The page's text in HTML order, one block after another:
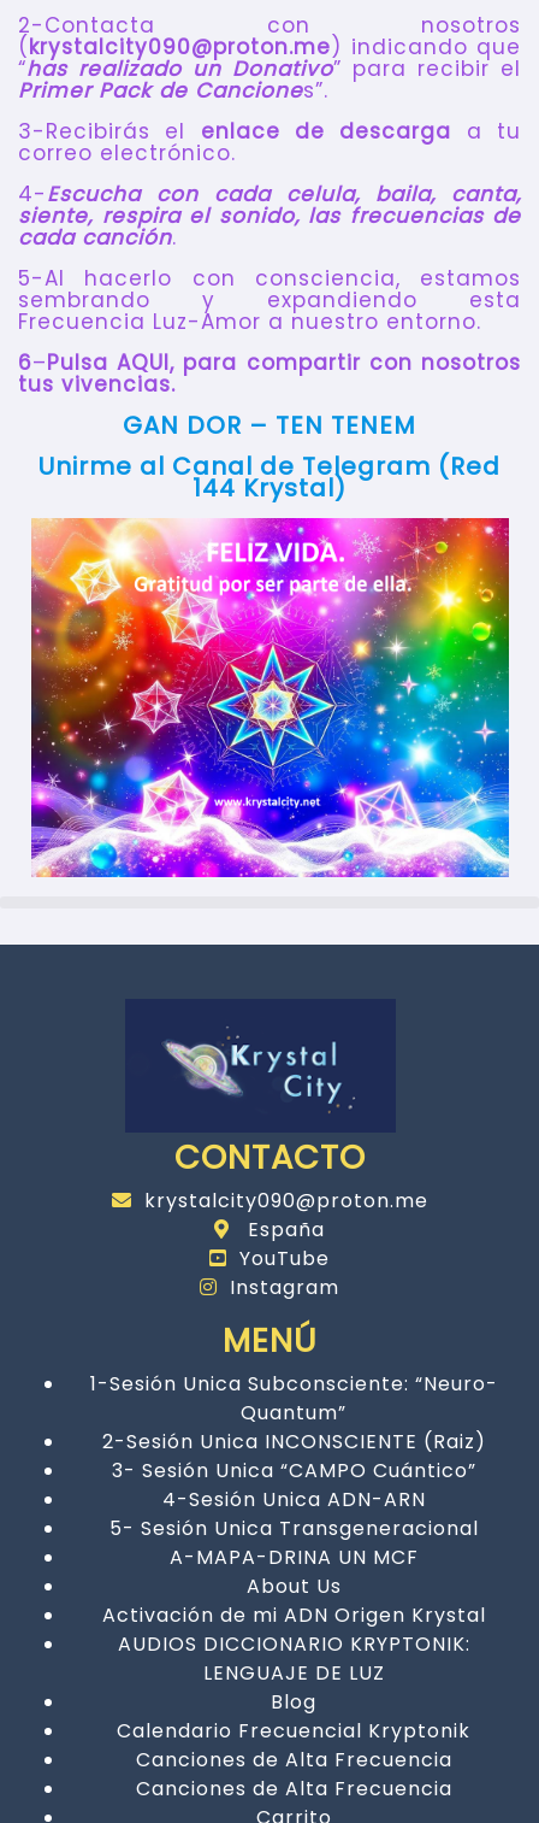
2-Contacta con nosotros
(krystalcity090@proton.me) indicando que
“has realizado un Donativo” para recibir el
Primer Pack de Canciones”.
3-Recibirás el enlace de descarga a tu
correo electrónico.
4-Escucha con cada celula, baila, canta,
siente, respira el sonido, las frecuencias de
cada canción.
5-Al hacerlo con consciencia, estamos
sembrando y expandiendo esta
Frecuencia Luz-Amor a nuestro entorno.
6–Pulsa AQUI, para compartir con nosotros
tus vivencias.
GAN DOR – TEN TENEM
Unirme al Canal de Telegram (Red
144 Krystal)
CONTACTO
krystalcity090@proton.me
España
YouTube
Instagram
MENÚ
1-Sesión Unica Subconsciente: “Neuro-
Quantum”
2-Sesión Unica INCONSCIENTE (Raiz)
3- Sesión Unica “CAMPO Cuántico”
4-Sesión Unica ADN-ARN
5- Sesión Unica Transgeneracional
A-MAPA-DRINA UN MCF
About Us
Activación de mi ADN Origen Krystal
AUDIOS DICCIONARIO KRYPTONIK:
LENGUAJE DE LUZ
Blog
Calendario Frecuencial Kryptonik
Canciones de Alta Frecuencia
Canciones de Alta Frecuencia
Carrito